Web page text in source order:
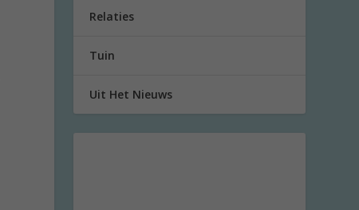
Relaties
Tuin
Uit Het Nieuws